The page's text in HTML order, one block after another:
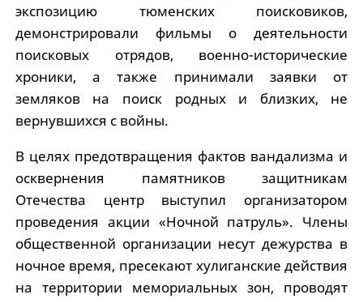
экспозицию тюменских поисковиков,
демонстрировали фильмы о деятельности
поисковых отрядов, военно-исторические
хроники, а также принимали заявки от
земляков на поиск родных и близких, не
вернувшихся с войны.
В целях предотвращения фактов вандализма и
осквернения памятников защитникам
Отечества центр выступил организатором
проведения акции «Ночной патруль». Члены
общественной организации несут дежурства в
ночное время, пресекают хулиганские действия
на территории мемориальных зон, проводят